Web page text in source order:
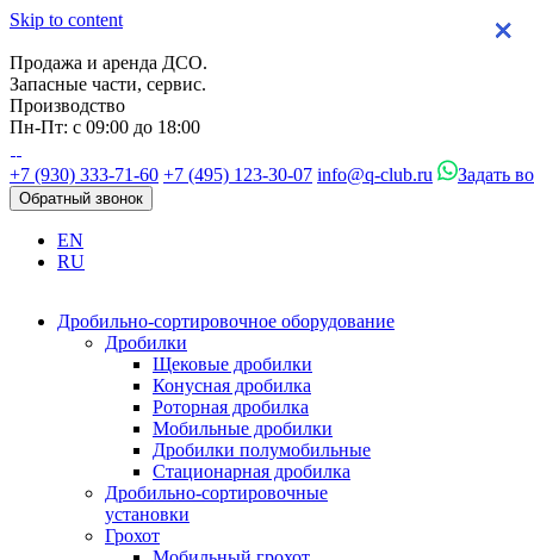
Skip to content
Продажа и аренда ДСО.
Запасные части, сервис.
Производство
Пн-Пт: с 09:00 до 18:00
+7 (930) 333-71-60 +7 (495) 123-30-07 info@q-club.ru Задать
Обратный звонок
EN
RU
Дробильно-сортировочное оборудование
Дробилки
Щековые дробилки
Конусная дробилка
Роторная дробилка
Мобильные дробилки
Дробилки полумобильные
Стационарная дробилка
Дробильно-сортировочные
установки
Грохот
×
×
×
×